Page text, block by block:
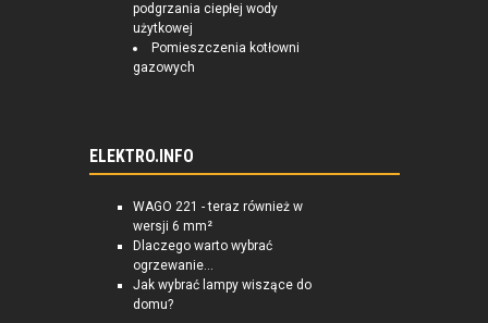
podgrzania ciepłej wody
użytkowej
Pomieszczenia kotłowni
gazowych
ELEKTRO.INFO
WAGO 221 - teraz również w
wersji 6 mm²
Dlaczego warto wybrać
ogrzewanie...
Jak wybrać lampy wiszące do
domu?